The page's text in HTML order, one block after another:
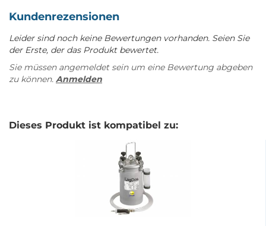
Kundenrezensionen
Leider sind noch keine Bewertungen vorhanden. Seien Sie
der Erste, der das Produkt bewertet.
Sie müssen angemeldet sein um eine Bewertung abgeben
zu können. Anmelden
Dieses Produkt ist kompatibel zu: